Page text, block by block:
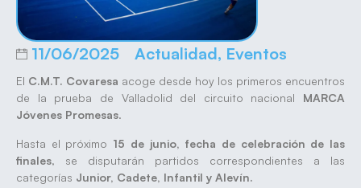
11/06/2025 Actualidad, Eventos
El C.M.T. Covaresa acoge desde hoy los primeros encuentros
de la prueba de Valladolid del circuito nacional MARCA
Jóvenes Promesas.
Hasta el próximo 15 de junio, fecha de celebración de las
finales, se disputarán partidos correspondientes a las
categorías Junior, Cadete, Infantil y Alevín.